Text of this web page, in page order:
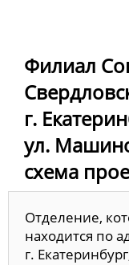
Филиал
г.
ул.
схема
Отделение,
находится по
г.